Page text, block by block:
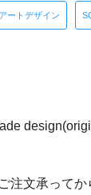
アートデザイン
注文承って